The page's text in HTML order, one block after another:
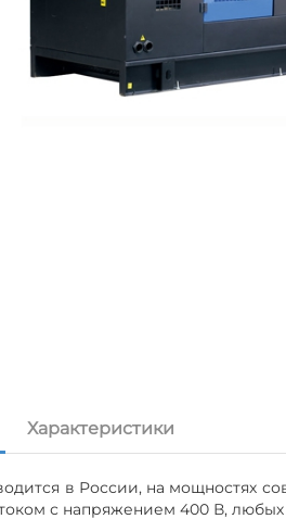
Характеристики
в России, на мощностях
с напряжением 400 В,